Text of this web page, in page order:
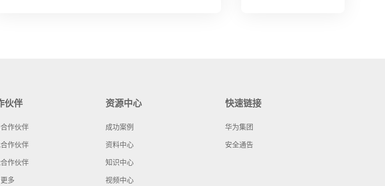
伙伴
作伙伴
作伙伴
作伙伴
多
资源中心
成功案例
资料中心
知识中心
视频中心
快速链接
华为集团
安全通告